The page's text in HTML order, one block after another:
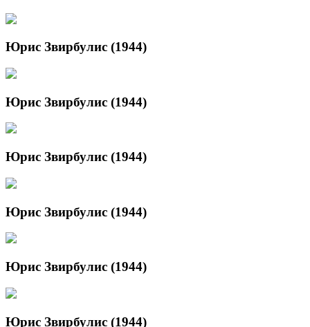
Юрис Звирбулис (1944)
Юрис Звирбулис (1944)
Юрис Звирбулис (1944)
Юрис Звирбулис (1944)
Юрис Звирбулис (1944)
Юрис Звирбулис (1944)